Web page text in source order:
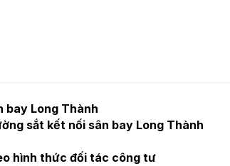
bay Long Thành
sắt kết nối sân bay Long Thành
hình thức đối tác công tư